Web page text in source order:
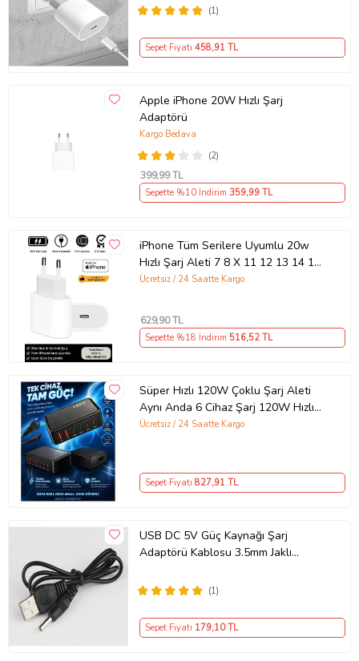
(1)
Sepet Fiyatı 458,91 TL
Apple iPhone 20W Hızlı Şarj
Adaptörü
(2)
Kargo Bedava
399,99 TL
Sepette %10 İndirim 359,99 TL
iPhone Tüm Serilere Uyumlu 20w
Hızlı Şarj Aleti 7 8 X 11 12 13 14 15
16 İçin Type-C Girişli Adaptör
Ücretsiz / 24 Saatte Kargo
629,90 TL
Sepette %18 İndirim 516,52 TL
Süper Hızlı 120W Çoklu Şarj Aleti
Aynı Anda 6 Cihaz Şarj 120W Hızlı
Şarj İstasyonu Çoklu USB & Type-C
Ücretsiz / 24 Saatte Kargo
Sepet Fiyatı 827,91 TL
USB DC 5V Güç Kaynağı Şarj
Adaptörü Kablosu 3.5mm Jaklı
(1)
Sepet Fiyatı 179,10 TL